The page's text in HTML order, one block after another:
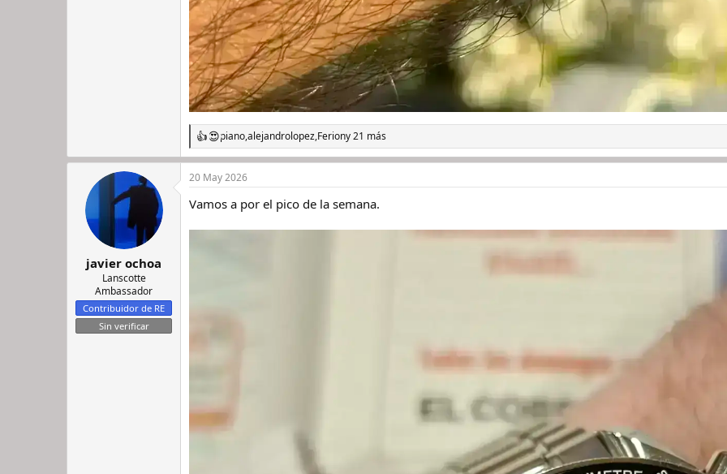
R
e
a
c
i
n
piano,alejandrolopez,Feriony 21 más
javier ochoa
Lanscotte
Ambassador
Contribuidor de RE
Sin verificar
20 May 2026
Vamos a por el pico de la semana.